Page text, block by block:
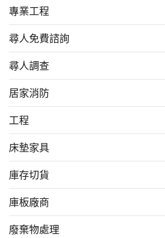
專業工程
尋人免費諮詢
尋人調查
居家消防
工程
床墊家具
庫存切貨
庫板廠商
廢棄物處理